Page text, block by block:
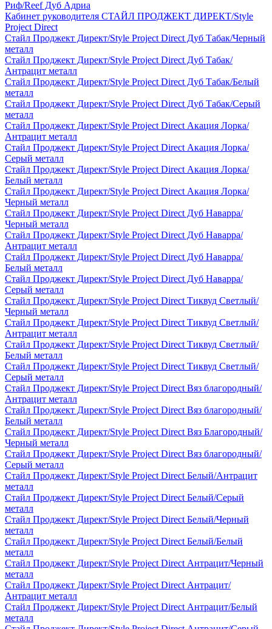
Риф/Reef Дуб Адриа
Кабинет руководителя СТАЙЛ ПРОДЖЕКТ ДИРЕКТ/Style
Project Direct
Стайл Проджект Директ/Style Project Direct Дуб Табак/Черный
металл
Стайл Проджект Директ/Style Project Direct Дуб Табак/
Антрацит металл
Стайл Проджект Директ/Style Project Direct Дуб Табак/Белый
металл
Стайл Проджект Директ/Style Project Direct Дуб Табак/Серый
металл
Стайл Проджект Директ/Style Project Direct Акация Лорка/
Антрацит металл
Стайл Проджект Директ/Style Project Direct Акация Лорка/
Серый металл
Стайл Проджект Директ/Style Project Direct Акация Лорка/
Белый металл
Стайл Проджект Директ/Style Project Direct Акация Лорка/
Черный металл
Стайл Проджект Директ/Style Project Direct Дуб Наварра/
Черный металл
Стайл Проджект Директ/Style Project Direct Дуб Наварра/
Антрацит металл
Стайл Проджект Директ/Style Project Direct Дуб Наварра/
Белый металл
Стайл Проджект Директ/Style Project Direct Дуб Наварра/
Серый металл
Стайл Проджект Директ/Style Project Direct Тиквуд Светлый/
Черный металл
Стайл Проджект Директ/Style Project Direct Тиквуд Светлый/
Антрацит металл
Стайл Проджект Директ/Style Project Direct Тиквуд Светлый/
Белый металл
Стайл Проджект Директ/Style Project Direct Тиквуд Светлый/
Серый металл
Стайл Проджект Директ/Style Project Direct Вяз благородный/
Антрацит металл
Стайл Проджект Директ/Style Project Direct Вяз благородный/
Белый металл
Стайл Проджект Директ/Style Project Direct Вяз Благородный/
Черный металл
Стайл Проджект Директ/Style Project Direct Вяз благородный/
Серый металл
Стайл Проджект Директ/Style Project Direct Белый/Антрацит
металл
Стайл Проджект Директ/Style Project Direct Белый/Серый
металл
Стайл Проджект Директ/Style Project Direct Белый/Черный
металл
Стайл Проджект Директ/Style Project Direct Белый/Белый
металл
Стайл Проджект Директ/Style Project Direct Антрацит/Черный
металл
Стайл Проджект Директ/Style Project Direct Антрацит/
Антрацит металл
Стайл Проджект Директ/Style Project Direct Антрацит/Белый
металл